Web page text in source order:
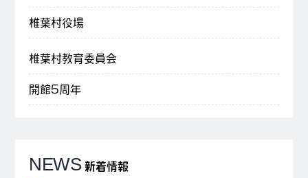
椎葉村役場
椎葉村教育委員会
開館5周年
NEWS 新着情報